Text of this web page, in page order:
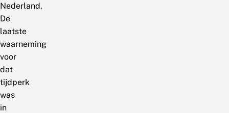
Nederland.
De
laatste
waarneming
voor
dat
tijdperk
was
in